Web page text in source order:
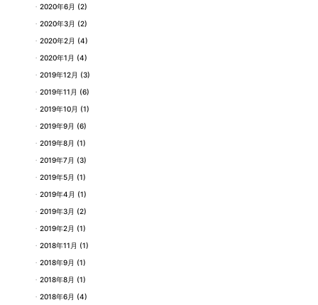
2020年6月 (2)
2020年3月 (2)
2020年2月 (4)
2020年1月 (4)
2019年12月 (3)
2019年11月 (6)
2019年10月 (1)
2019年9月 (6)
2019年8月 (1)
2019年7月 (3)
2019年5月 (1)
2019年4月 (1)
2019年3月 (2)
2019年2月 (1)
2018年11月 (1)
2018年9月 (1)
2018年8月 (1)
2018年6月 (4)